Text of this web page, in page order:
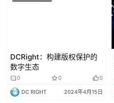
DCRight：构建版权保护的
数字生态
0 0 0
DC RIGHT 2024年4月15日